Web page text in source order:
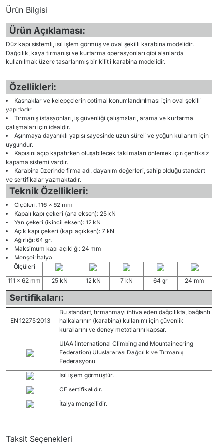
Ürün Bilgisi
Ürün Açıklaması:
Düz kapı sistemli, ısıl işlem görmüş ve oval şekilli karabina modelidir.
Dağcılık, kaya tırmanışı ve kurtarma operasyonları gibi alanlarda
kullanılmak üzere tasarlanmış bir kilitli karabina modelidir.
Özellikleri:
Kasnaklar ve kelepçelerin optimal konumlandırılması için oval şekilli
yapıdadır.
Tırmanış istasyonları, iş güvenliği çalışmaları, arama ve kurtarma
çalışmaları için idealdir.
Aşınmaya dayanıklı yapısı sayesinde uzun süreli ve yoğun kullanım için
uygundur.
Kapısını açıp kapatırken oluşabilecek takılmaları önlemek için çentiksiz
kapama sistemi vardır.
Karabina üzerinde firma adı, dayanım değerleri, sahip olduğu standart
ve sertifikalar yazmaktadır.
Teknik Özellikleri:
Ölçüleri: 116 x 62 mm
Kapalı kapı çekeri (ana eksen): 25 kN
Yan çekeri (ikincil eksen): 12 kN
Açık kapı çekeri (kapı açıkken): 7 kN
Ağırlığı: 64 gr.
Maksimum kapı açıklığı: 24 mm
Menşei: İtalya
Ölçüleri
111 x 62 mm
25 kN 12 kN 7 kN 64 gr 24 mm
Sertifikaları:
EN 12275:2013
Bu standart, tırmanmayı ihtiva eden dağcılıkta, bağlantı
halkalarının (karabina) kullanımı için güvenlik
kurallarını ve deney metotlarını kapsar.
UIAA (International Climbing and Mountaineering
Federation) Uluslararası Dağcılık ve Tırmanış
Federasyonu
Isıl işlem görmüştür.
CE sertifikalıdır.
İtalya menşeilidir.
Taksit Seçenekleri